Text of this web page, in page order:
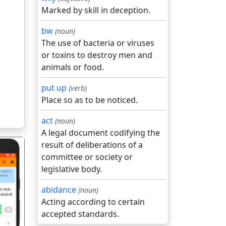
Marked by skill in deception.
bw (noun)
The use of bacteria or viruses
or toxins to destroy men and
animals or food.
put up (verb)
Place so as to be noticed.
act (noun)
A legal document codifying the
result of deliberations of a
committee or society or
legislative body.
abidance (noun)
Acting according to certain
accepted standards.